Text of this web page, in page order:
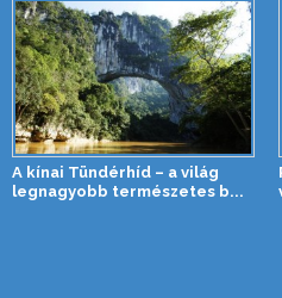
A kínai Tündérhíd – a világ
legnagyobb természetes b...